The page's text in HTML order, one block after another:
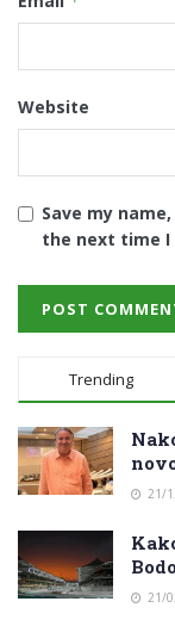
Website
Save my
the next time I
Trending
21/
21/